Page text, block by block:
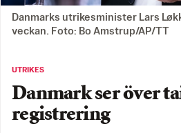
Danmarks utrikesminister Lars
veckan. Foto: Bo Amstrup/AP/TT
UTRIKES
Danmark ser över
registrering